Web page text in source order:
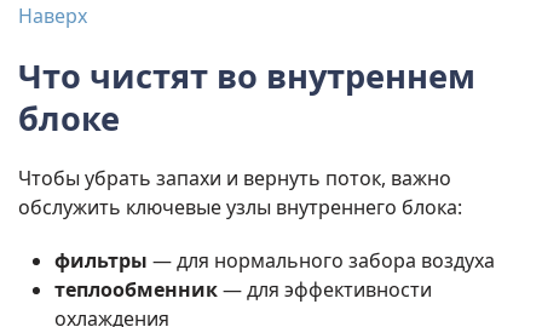
Наверх
Что чистят во внутреннем
блоке
Чтобы убрать запахи и вернуть поток, важно
обслужить ключевые узлы внутреннего блока:
фильтры — для нормального забора воздуха
теплообменник— для эффективности
охлаждения